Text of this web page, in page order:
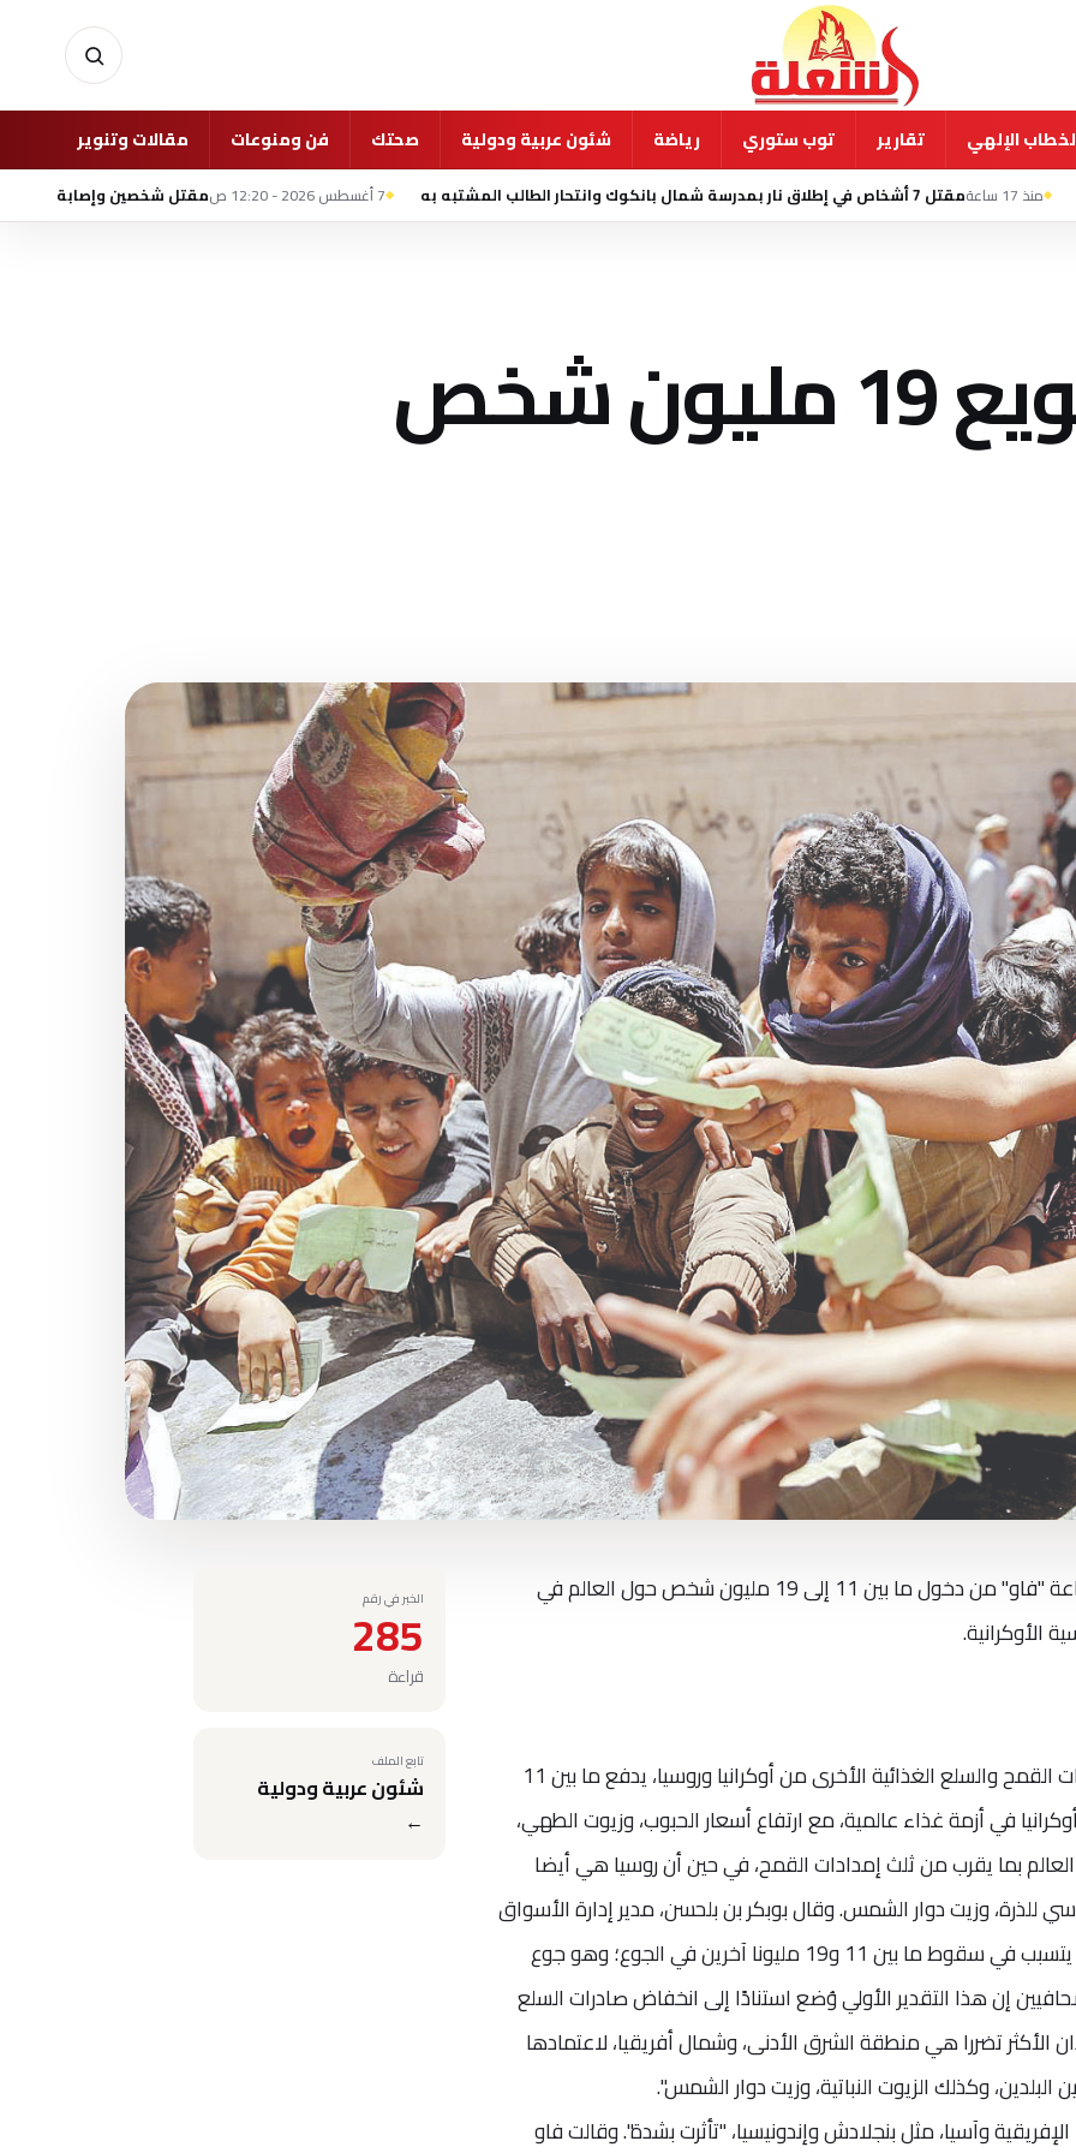
الإلهي تقارير توب ستوري رياضة شئون عربية ودولية صحتك فن ومنوعات مقالات وتنوير
إطلاق نار بمدرسة شمال بانكوك وانتحار الطالب المشتبه به 7 أغسطس 2026 - 12:20 ص مقتل شخصين وإصابة 13 في تفجير استهدف حافلة ركاب بمدينة جرمانا السورية
الفاو تحذر من تجويع 19 مليون شخص
حذرت منظمة الامم المتحدة للاغذية والزراعة "فاو" من دخول ما بين 11 إلى 19 مليون شخص حول العالم في
الأوكرانية.
وأكدت فاو، اليوم الجمعة، أن تراجع صادرات القمح والسلع الغذائية الأخرى من أوكرانيا وروسيا، يدفع ما بين 11
في أزمة غذاء عالمية، مع ارتفاع أسعار الحبوب، وزيوت الطهي،
العالم بما يقرب من ثلث إمدادات القمح، في حين أن روسيا هي أيضا
للذرة، وزيت دوار الشمس. وقال بوبكر بن بلحسن، مدير إدارة الأسواق
والتجارة في المنظمة إن الصراع "يمكن أن يتسبب في سقوط ما بين 11 و19 مليونا آخرين في الجوع؛ وهو جوع
و2023". وقال للصحافيين إن هذا التقدير الأولي وُضع استنادًا إلى انخفاض صادرات السلع
الأكثر تضررا هي منطقة الشرق الأدنى، وشمال أفريقيا، لاعتمادها
وكذلك الزيوت النباتية، وزيت دوار الشمس".
وآسيا، مثل بنجلادش وإندونيسيا، "تأثرت بشدة". وقالت فاو
الخبر في رقم
285
قراءة
تابع الملف
شئون عربية ودولية
←